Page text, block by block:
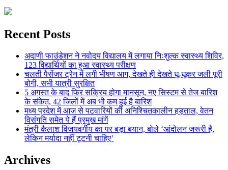
Recent Posts
अदाणी फाउंडेशन ने नवोदय विद्यालय में लगाया निःशुल्क स्वास्थ्य शिविर,
123 विद्यार्थियों का हुआ स्वास्थ्य परीक्षण
चलती पैसेंजर ट्रेन में लगी भीषण आग, देखते ही देखते धू-धूकर जली पूरी
बोगी, सभी यात्री सुरक्षित
5 अगस्त के बाद फिर सक्रिय होगा मानसून, नए सिस्टम से तेज बारिश
के संकेत, 42 जिलों में अब भी कम हुई है बारिश
मध्य प्रदेश में आज से पटवारियों की अनिश्चितकालीन हड़ताल, वेतन
विसंगति समेत ये हैं प्रमुख मांगें
मंत्री कैलाश विजयवर्गीय का पर बड़ा बयान, बोले ‘आंदोलन जरूरी है,
लेकिन मर्यादा नहीं टूटनी चाहिए’
Archives